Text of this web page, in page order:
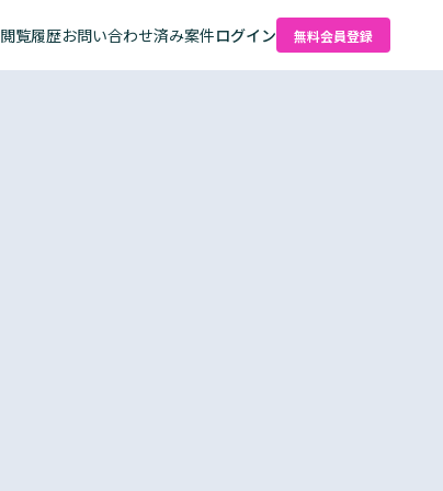
閲覧履歴お問い合わせ済み案件ログイン 無料会員登録